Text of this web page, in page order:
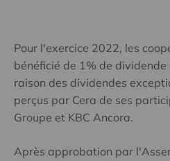
Pour l'exercice 2022, les
bénéficié de 1% de
raison des dividendes
perçus par Cera de ses
Groupe et KBC Ancora.
Après approbation par